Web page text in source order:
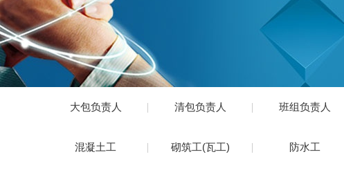
大包负责人 清包负责人 班组负责人
混凝土工 砌筑工(瓦工) 防水工